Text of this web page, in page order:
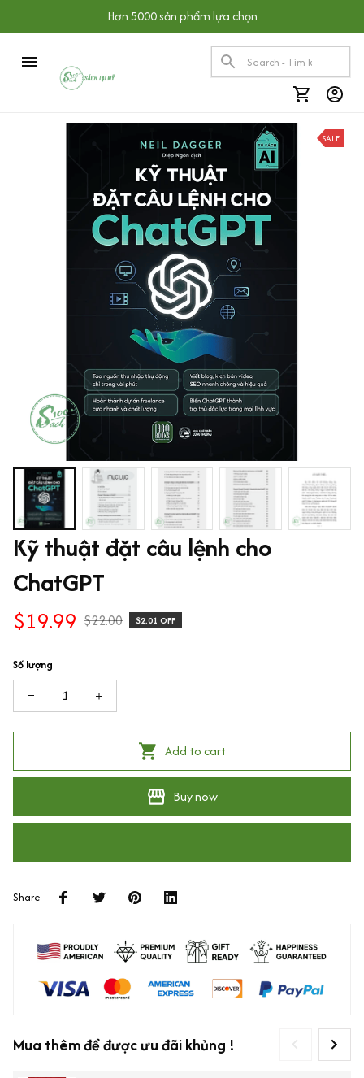
Hơn 5000 sản phẩm lựa chọn
SALE
Kỹ thuật đặt câu lệnh cho
ChatGPT
$19.99 $22.00 $2.01 OFF
Số lượng
Add to cart
Buy now
Share
Mua thêm để được ưu đãi khủng !